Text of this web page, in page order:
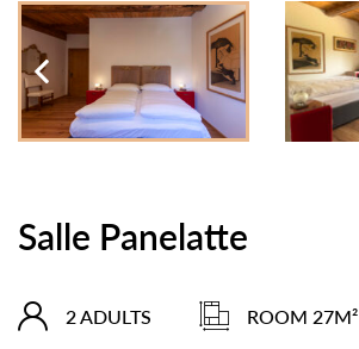
Salle Panelatte
2 ADULTS ROOM 27M²